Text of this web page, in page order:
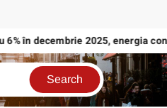
în decembrie 2025, energia